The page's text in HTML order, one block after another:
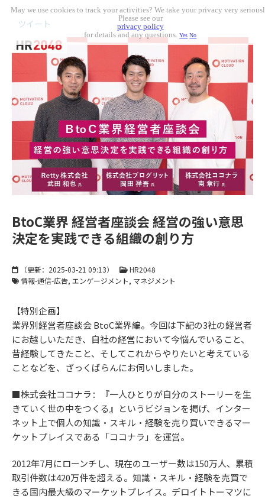
ツイート
BtoC業界 経営者座談会 経営の強い意思
決定を実践できる組織の創り方
（更新： 2025-03-21 09:13）
HR2048
情報-通信-広告 エンゲージメント マネジメント
【特別企画】
業界別経営者座談会 BtoC業界編。今回は下記の3社の経営者
にお越しいただき、自社の経営において今悩んでいること、
昔経験してきたこと、そしてこれからやりたいと考えている
ことなどを、ざっくばらんにお伺いしました。
■株式会社ココナラ：『一人ひとりが自分のストーリーを生
きていく世の中をつくる』というビジョンを掲げ、インター
ネット上で個人の知識・スキル・経験を売り買いできるマー
ケットプレイスである「ココナラ」を運営。
2012年7月にローンチし、現在のユーザー数は150万人、累積
取引件数は420万件を超える。知識・スキル・経験を売買で
きる国内最大級のマーケットプレイス。デロイトトーマツに
May we use cookies to track your activities? We take your privacy very
Please see our
privacy policy
for details and any questions.Yes No